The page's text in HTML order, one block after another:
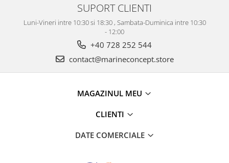
SUPORT CLIENTI
Luni-Vineri intre 10:30 si 18:30 , Sambata-Duminica intre 10:30
- 12:00
+40 728 252 544
contact@marineconcept.store
MAGAZINUL MEU
CLIENTI
DATE COMERCIALE